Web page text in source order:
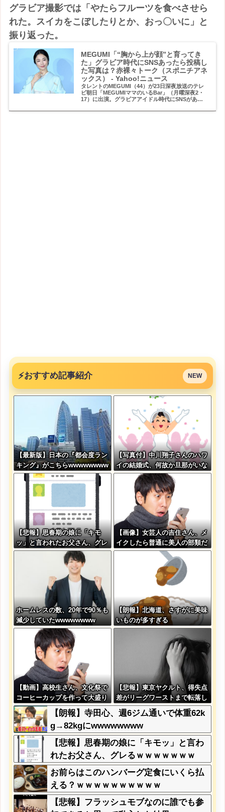
グラビア撮影では「やたらフルーツを食べさせら
れた。スイカをこぼしたりとか、おっ〇いに」と
振り返った。
MEGUMI「“胸から上が顔”と育ってき
た」グラビア時代にSNSあったら投稿し
た写真は？赤裸々トーク（スポニチアネ
ックス） - Yahoo!ニュース
タレントのMEGUMI（44）が23日深夜放送のテレ
ビ朝日「MEGUMIママのいるBar」（月曜深夜2・
17）に出演。グラビアアイドル時代にSNSがあっ
⚡おすすめ記事紹介 NEW
【最新版】日本の『都会度ラン
キング』がこちらwwwwwwww
wwwwwwwwwwwwwwww
【写真付】中川翔子さんのハワ
イの結婚式、何故か旦那がいな
い
【悲報】思春期の娘に「キモ
ッ」と言われたお父さん、グレ
るｗｗｗｗｗｗｗ
【画像】女芸人の吉住さん、メ
イクしたら普通に美人の部類だ
った→ご覧くださいw w w w w
ホームレスの数、20年で90％も
減少していたwwwwwwww
【朗報】北海道、さすがに美味
いものが多すぎる
【動画】高校生さん、文化祭で
コーヒーカップを作って大盛り
あがり←なんかどっかで見たこ
とあると話題に
【悲報】東京ヤクルト、得失点
差がリーグワーストまで転落し
てしまう
【朗報】寺田心、週6ジム通いで体重62k
g→82kgにwwwwwwww
【悲報】思春期の娘に「キモッ」と言わ
れたお父さん、グレるｗｗｗｗｗｗｗ
お前らはこのハンバーグ定食にいくら払
える？ｗｗｗｗｗｗｗｗｗｗ
【悲報】フラッシュモブなのに誰でも参